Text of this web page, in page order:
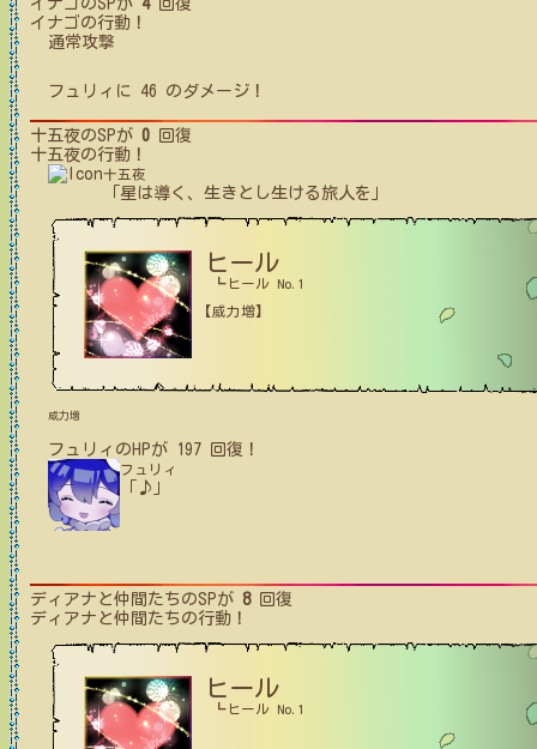
イナゴのSPが 4回復
イナゴの行動！
通常攻撃
フュリィ に 46 のダメージ！
十五夜のSPが 0 回復
十五夜の行動！
十五夜
「星は導く、生きとし生ける旅人を」
ヒール
┗ヒール No.1
【威力増】
威力増
フュリィ の HPが 197 回復！
フュリィ
「♪」
ディアナと仲間たち のSPが 8回復
ディアナと仲間たち の行動！
ヒール
┗ヒール No.1